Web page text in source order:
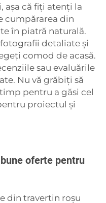
așa că fiți atenți la
cumpărarea din
în piatră naturală.
detaliate și
comod de acasă.
sau evaluările
Nu vă grăbiți să
pentru a găsi cel
proiectul și
oferte pentru
din travertin roșu